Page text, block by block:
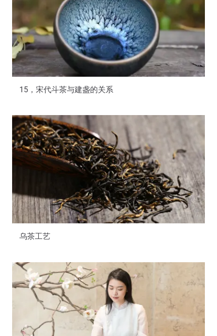
15，宋代斗茶与建盏的关系
乌茶工艺